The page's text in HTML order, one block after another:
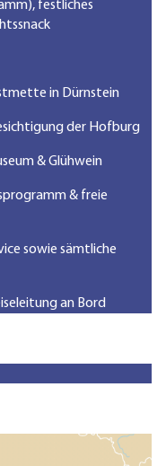
festliches
in Dürnstein
der Hofburg
& Glühwein
& freie
sowie sämtliche
an Bord